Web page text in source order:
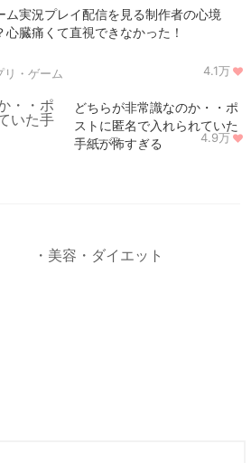
ム実況プレイ配信を見る制作者の心境
心臓痛くて直視できなかった！
リ・ゲーム 4.1万
どちらが非常識なのか・・ポ
ストに匿名で入れられていた
手紙が怖すぎる
ニュース 4.9万
美容・ダイエット